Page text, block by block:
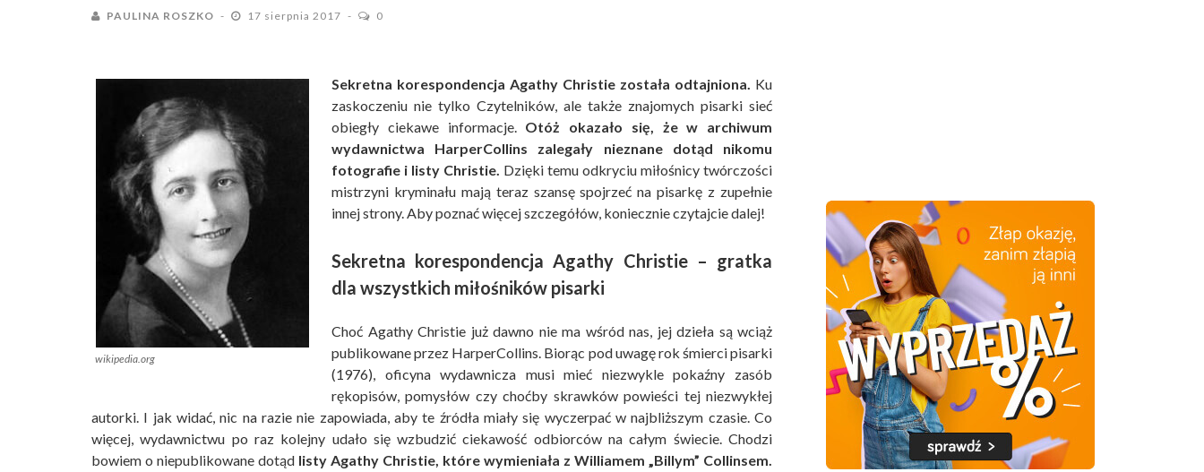
PAULINA ROSZKO 17 sierpnia 2017 0
wikipedia.org
Sekretna korespondencja Agathy Christie została odtajniona. Ku
zaskoczeniu nie tylko Czytelników, ale także znajomych pisarki sieć
obiegły ciekawe informacje. Otóż okazało się, że w archiwum
wydawnictwa HarperCollins zalegały nieznane dotąd nikomu
fotografie i listy Christie. Dzięki temu odkryciu miłośnicy twórczości
mistrzyni kryminału mają teraz szansę spojrzeć na pisarkę z zupełnie
innej strony. Aby poznać więcej szczegółów, koniecznie czytajcie dalej!
Sekretna korespondencja Agathy Christie – gratka
dla wszystkich miłośników pisarki
Choć Agathy Christie już dawno nie ma wśród nas, jej dzieła są wciąż
publikowane przez HarperCollins. Biorąc pod uwagę rok śmierci pisarki
(1976), oficyna wydawnicza musi mieć niezwykle pokaźny zasób
rękopisów, pomysłów czy choćby skrawków powieści tej niezwykłej
autorki. I jak widać, nic na razie nie zapowiada, aby te źródła miały się wyczerpać w najbliższym czasie. Co
więcej, wydawnictwu po raz kolejny udało się wzbudzić ciekawość odbiorców na całym świecie. Chodzi
bowiem o niepublikowane dotąd listy Agathy Christie, które wymieniała z Williamem „Billym” Collinsem.